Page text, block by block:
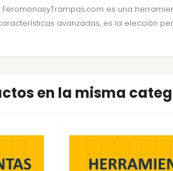
es una
avanzadas, es la elección
en la misma